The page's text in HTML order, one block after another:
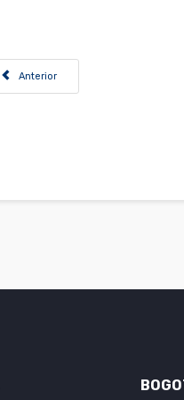
Artículo anterior: Convocatoria
Anterior